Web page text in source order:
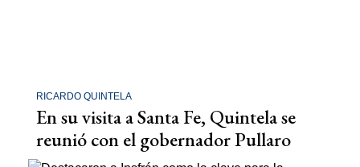
RICARDO QUINTELA
En su visita a Santa Fe, Quintela se
reunió con el gobernador Pullaro